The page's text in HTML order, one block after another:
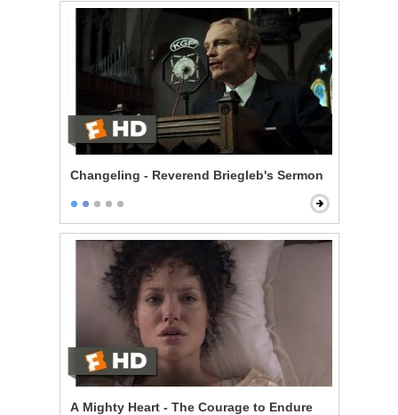
Changeling - Reverend Briegleb's Sermon
A Mighty Heart - The Courage to Endure